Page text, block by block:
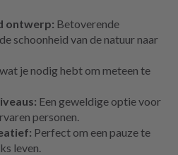
ontwerp: Betoverende
schoonheid van de natuur naar
je nodig hebt om meteen te
Een geweldige optie voor
personen.
Perfect om een pauze te
leven.